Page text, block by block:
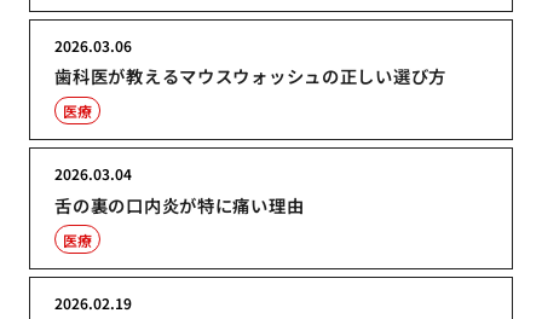
歯科医が教えるマウスウォッシュの正しい選び方
2026.03.06
医療
舌の裏の口内炎が特に痛い理由
2026.03.04
医療
2026.02.19